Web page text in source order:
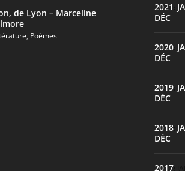
de Lyon – Marceline
, Poèmes
2021
DÉC
2020:
DÉC
2019:
DÉC
2018:
DÉC
2017: